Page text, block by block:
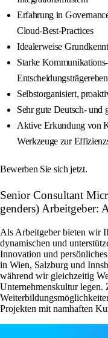
Erfahrung in
Cloud-Best-Practices
Idealerweise
Starke
Selbstorganisiert,
Sehr gute Deutsch- und
Aktive Erkundung von
Werkzeuge zur
Bewerben Sie sich jetzt.
Senior Consultant
genders) Arbeitgeber:
Als Arbeitgeber bieten wir
dynamischen und
Innovation und
in Wien, Salzburg und
während wir gleichzeitig
Unternehmenskultur legen.
Projekten mit namhaften